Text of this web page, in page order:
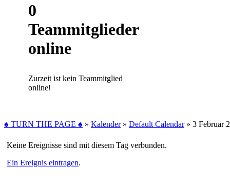
0
Teammitglieder
online
Zurzeit ist kein Teammitglied
online!
♠ TURN THE PAGE ♠ » Kalender» Default Calendar » 3 Februar
Keine Ereignisse sind mit diesem Tag verbunden.
Ein Ereignis eintragen.